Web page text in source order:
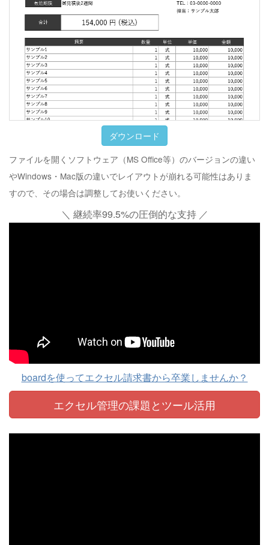
ダウンロード
ファイルを開くソフトウェア（MS Office等）のバージョンの違い
やWindows・Mac版の違いでレイアウトが崩れる可能性はありま
すので、その場合は調整してお使いください。
＼ 継続率99.5%の圧倒的な支持 ／
boardを使ってエクセル請求書から卒業しませんか？
エクセル管理の課題とツール活用